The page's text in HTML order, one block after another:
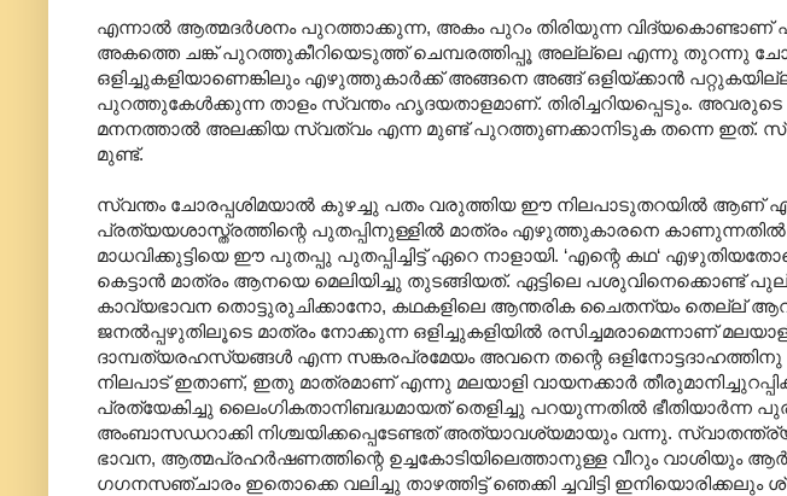
എന്നാൽ ആത്മദർശനം പുറത്താക്കുന്ന, അകം പുറം തിരിയുന്ന വിദ്യകൊണ്ടാണ്
അകത്തെ ചങ്ക് പുറത്തുകീറിയെടുത്ത് ചെമ്പരത്തിപ്പൂ അല്ല്ലെ എന്നു തുറന്നു
ഒളിച്ചുകളിയാണെങ്കിലും എഴുത്തുകാർക്ക് അങ്ങനെ അങ്ങ് ഒളിയ്ക്കാൻ
പുറത്തുകേൾക്കുന്ന താളം സ്വന്തം ഹൃദയതാളമാണ്. തിരിച്ചറിയപ്പെടും.
മനനത്താൽ അലക്കിയ സ്വത്വം എന്ന മുണ്ട് പുറത്തുണക്കാനിടുക തന്നെ ഇത്.
മുണ്ട്.
സ്വന്തം ചോരപ്പശിമയാൽ കുഴച്ചു പതം വരുത്തിയ ഈ നിലപാടുതറയിൽ
പ്രത്യയശാസ്ത്രത്തിന്റെ പുതപ്പിനുള്ളിൽ മാത്രം എഴുത്തുകാരനെ കാണുന്നതിൽ
മാധവിക്കുട്ടിയെ ഈ പുതപ്പു പുതപ്പിച്ചിട്ട് ഏറെ നാളായി. ‘എന്റെ കഥ‘
കെട്ടാൻ മാത്രം ആനയെ മെലിയിച്ചു തുടങ്ങിയത്. ഏട്ടിലെ പശുവിനെക്കൊണ്ട്
കാവ്യഭാവന തൊട്ടുരുചിക്കാനോ, കഥകളിലെ ആന്തരിക ചൈതന്യം തെല്ല്
ജനൽ‌പ്പഴുതിലൂടെ മാത്രം നോക്കുന്ന ഒളിച്ചുകളിയിൽ രസിച്ചമരാമെന്നാണ്
ദാമ്പത്യരഹസ്യങ്ങൾ എന്ന സങ്കരപ്രമേയം അവനെ തന്റെ ഒളിനോട്ടദാഹത്തിനു
നിലപാട് ഇതാണ്, ഇതു മാത്രമാണ് എന്നു മലയാളി വായനക്കാർ
പ്രത്യേകിച്ചു ലൈംഗികതാനിബദ്ധമായത് തെളിച്ചു പറയുന്നതിൽ
അംബാസഡറാക്കി നിശ്ചയിക്കപ്പെടേണ്ടത് അത്യാവശ്യമായും വന്നു.
ഭാവന, ആത്മപ്രഹർഷണത്തിന്റെ ഉച്ചകോടിയിലെത്താനുള്ള വീറും വാശിയും
ഗഗനസഞ്ചാരം ഇതൊക്കെ വലിച്ചു താഴത്തിട്ട് ഞെക്കി ച്ചവിട്ടി ഇനിയൊരിക്കലും